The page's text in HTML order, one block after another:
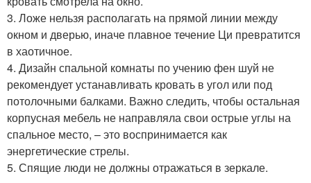
3. Ложе нельзя располагать на прямой линии между
окном и дверью, иначе плавное течение Ци превратится
в хаотичное.
4. Дизайн спальной комнаты по учению фен шуй не
рекомендует устанавливать кровать в угол или под
потолочными балками. Важно следить, чтобы остальная
корпусная мебель не направляла свои острые углы на
спальное место, – это воспринимается как
энергетические стрелы.
5. Спящие люди не должны отражаться в зеркале.